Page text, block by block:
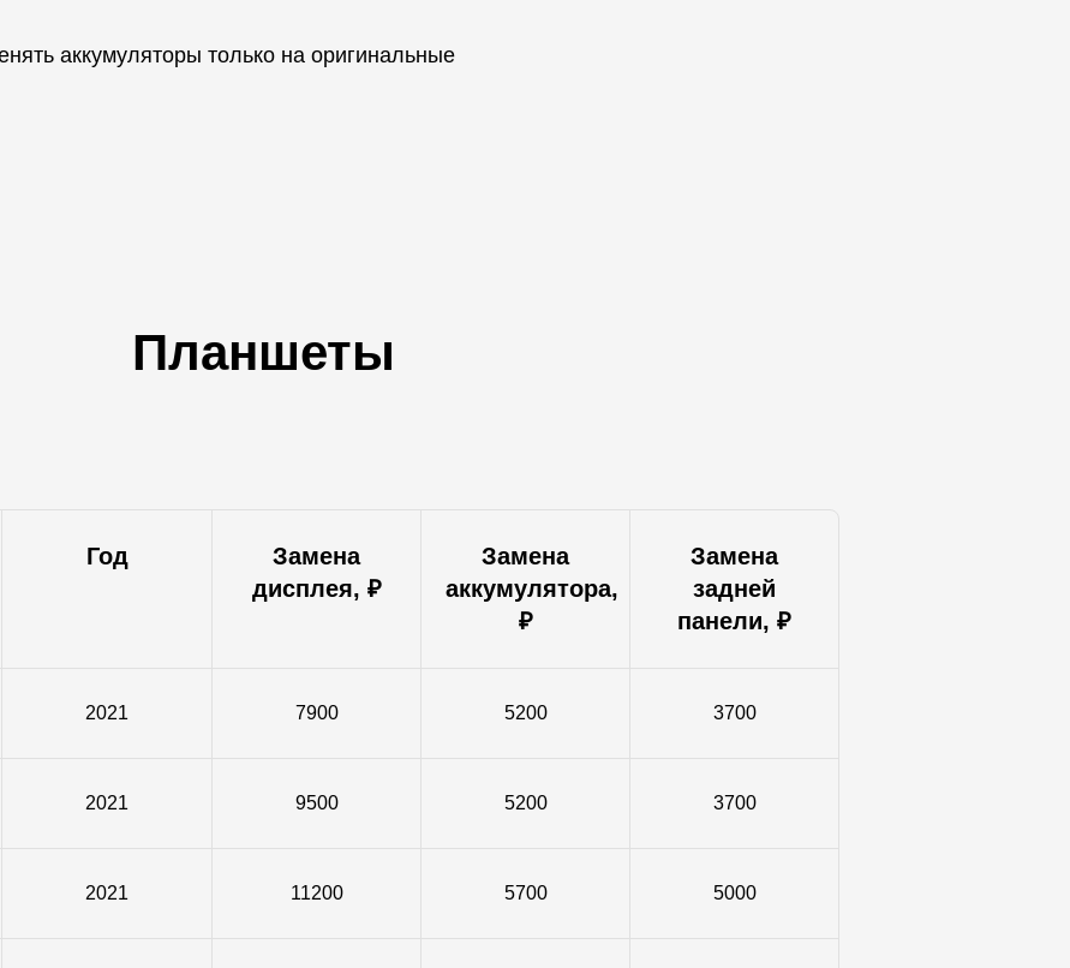
аккумуляторы только на оригинальные
Планшеты
Год
Замена
дисплея, ₽
Замена
аккумулятора,
₽
Замена
задней
панели, ₽
2021 7900 5200 3700
2021 9500 5200 3700
2021 11200 5700 5000